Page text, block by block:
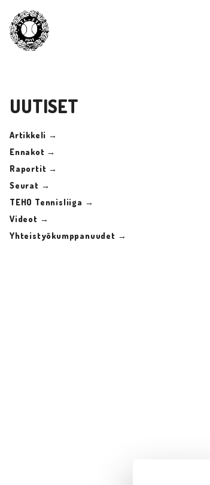
UUTISET
Artikkeli →
Ennakot →
Raportit →
Seurat →
TEHO Tennisliiga →
Videot →
Yhteistyökumppanuudet →